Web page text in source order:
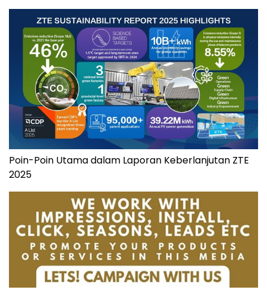
Poin-Poin Utama dalam Laporan Keberlanjutan ZTE
2025